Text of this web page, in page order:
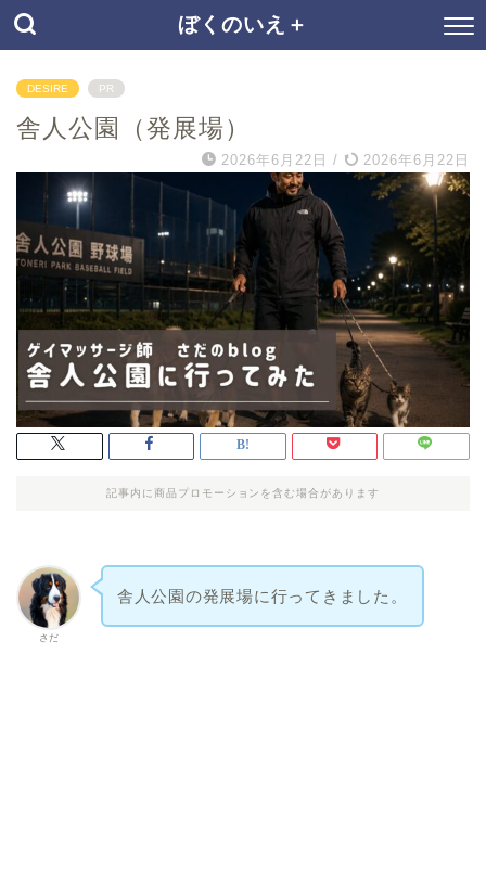
ぼくのいえ＋
DESIRE PR
舎人公園（発展場）
2026年6月22日 / 2026年6月22日
記事内に商品プロモーションを含む場合があります
さだ
舎人公園の発展場に行ってきました。